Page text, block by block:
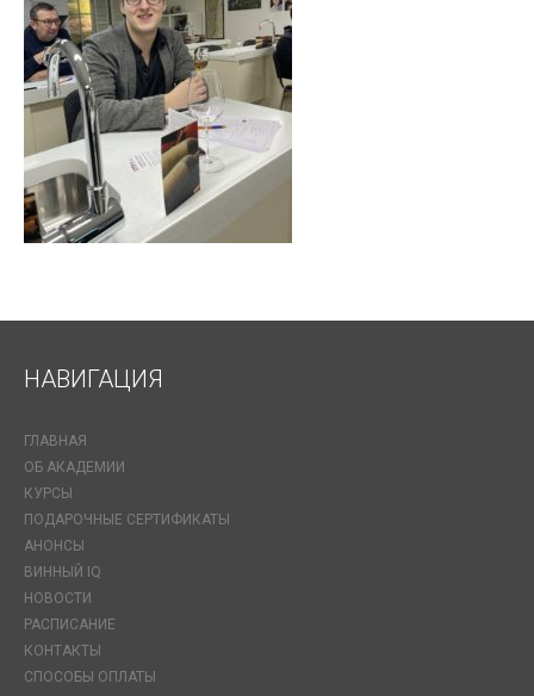
НАВИГАЦИЯ
ГЛАВНАЯ
ОБ АКАДЕМИИ
КУРСЫ
ПОДАРОЧНЫЕ СЕРТИФИКАТЫ
АНОНСЫ
ВИННЫЙ IQ
НОВОСТИ
РАСПИСАНИЕ
КОНТАКТЫ
СПОСОБЫ ОПЛАТЫ